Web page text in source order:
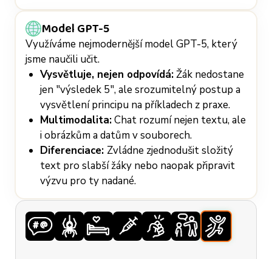
Model GPT-5
Využíváme nejmodernější model GPT-5, který
jsme naučili učit.
Vysvětluje, nejen odpovídá:Žák nedostane
jen "výsledek 5", ale srozumitelný postup a
vysvětlení principu na příkladech z praxe.
Multimodalita:Chat rozumí nejen textu, ale
i obrázkům a datům v souborech.
Diferenciace: Zvládne zjednodušit složitý
text pro slabší žáky nebo naopak připravit
výzvu pro ty nadané.